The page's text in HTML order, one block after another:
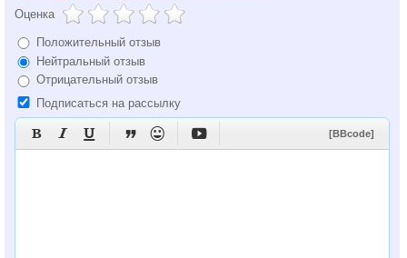
Оценка
Положительный отзыв
Нейтральный отзыв
Отрицательный отзыв
Подписаться на рассылку
      [BBcode]